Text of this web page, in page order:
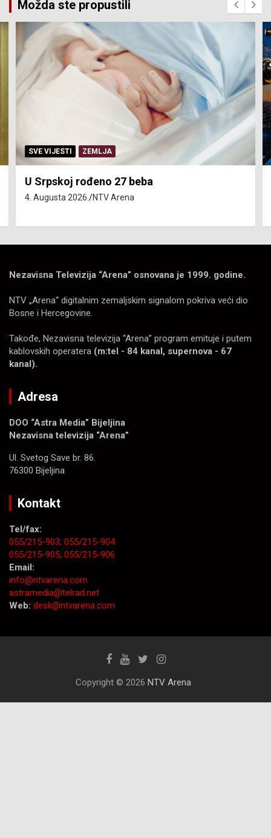
Možda ste propustili
SVE VIJESTI ZEMLJA
U Srpskoj rođeno 27 beba
4. Augusta 2026. NTV Arena
Nezavisna Televizija “Arena” osnovana je 1999. godine.
NTV „Arena“ digitalnim zemaljskim signalom pokriva veći dio
Bosne i Hercegovine.
Takođe, Nezavisna televizija “Arena” program emituje i putem
kablovskih operatera (m:tel - 84 kanal, supernova - 67
kanal).
Adresa
DOO “Astra Media” Bijeljina
Nezavisna televizija “Arena”
Ul. Svetog Save br. 86.
76300 Bijeljina
Kontakt
Tel/fax:
055/215-903; 055/215-904
055/215-905; 055/215-906
Email:
info@ntvarena.com
astramedia@telrad.net
Web: desk@ntvarena.com
Copyright © 2026 NTV Arena